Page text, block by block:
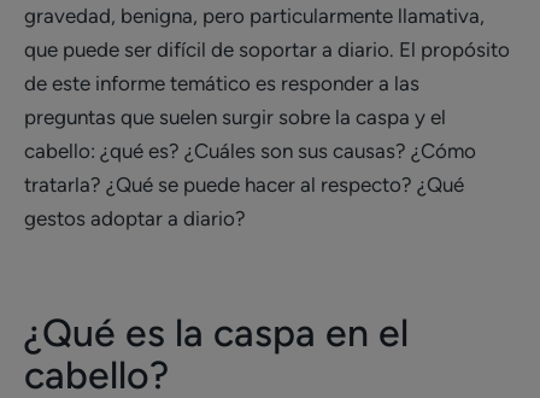
gravedad, benigna, pero particularmente llamativa,
que puede ser difícil de soportar a diario. El propósito
de este informe temático es responder a las
preguntas que suelen surgir sobre la caspa y el
cabello: ¿qué es? ¿Cuáles son sus causas? ¿Cómo
tratarla? ¿Qué se puede hacer al respecto? ¿Qué
gestos adoptar a diario?
¿Qué es la caspa en el
cabello?